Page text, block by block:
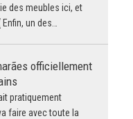
des meubles ici, et
un des…
officiellement
pratiquement
faire avec toute la